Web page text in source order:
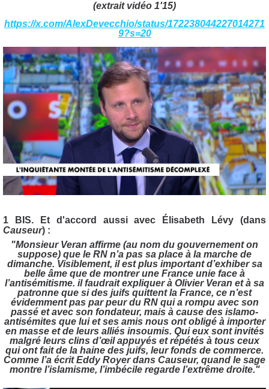
(extrait vidéo 1'15)
https://x.com/AlexDevecchio/status/172238044227014271
9?s=20
1 BIS. Et d'accord aussi avec Élisabeth Lévy (dans
Causeur) :
"Monsieur Veran affirme (au nom du gouvernement on
suppose) que le RN n’a pas sa place à la marche de
dimanche. Visiblement, il est plus important d’exhiber sa
belle âme que de montrer une France unie face à
l’antisémitisme. il faudrait expliquer à Olivier Veran et à sa
patronne que si des juifs quittent la France, ce n’est
évidemment pas par peur du RN qui a rompu avec son
passé et avec son fondateur, mais à cause des islamo-
antisémites que lui et ses amis nous ont obligé à importer
en masse et de leurs alliés insoumis. Qui eux sont invités
malgré leurs clins d’œil appuyés et répétés à tous ceux
qui ont fait de la haine des juifs, leur fonds de commerce.
Comme l’a écrit Eddy Royer dans Causeur, quand le sage
montre l’islamisme, l’imbécile regarde l’extrême droite."